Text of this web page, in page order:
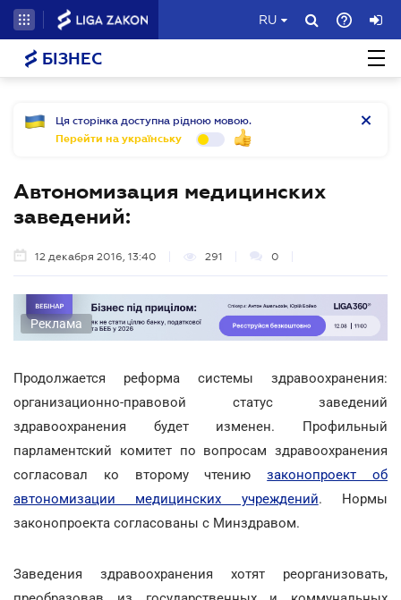
RU
БІЗНЕС
Ця сторінка доступна рідною мовою.
Перейти на українську
Автономизация медицинских
заведений:
12 декабря 2016, 13:40 291 0
Реклама
Продолжается реформа системы здравоохранения:
организационно-правовой статус заведений
здравоохранения будет изменен. Профильный
парламентский комитет по вопросам здравоохранения
согласовал ко второму чтениюзаконопроект об
автономизации медицинских учреждений. Нормы
законопроекта согласованы с Минздравом.
Заведения здравоохранения хотят реорганизовать,